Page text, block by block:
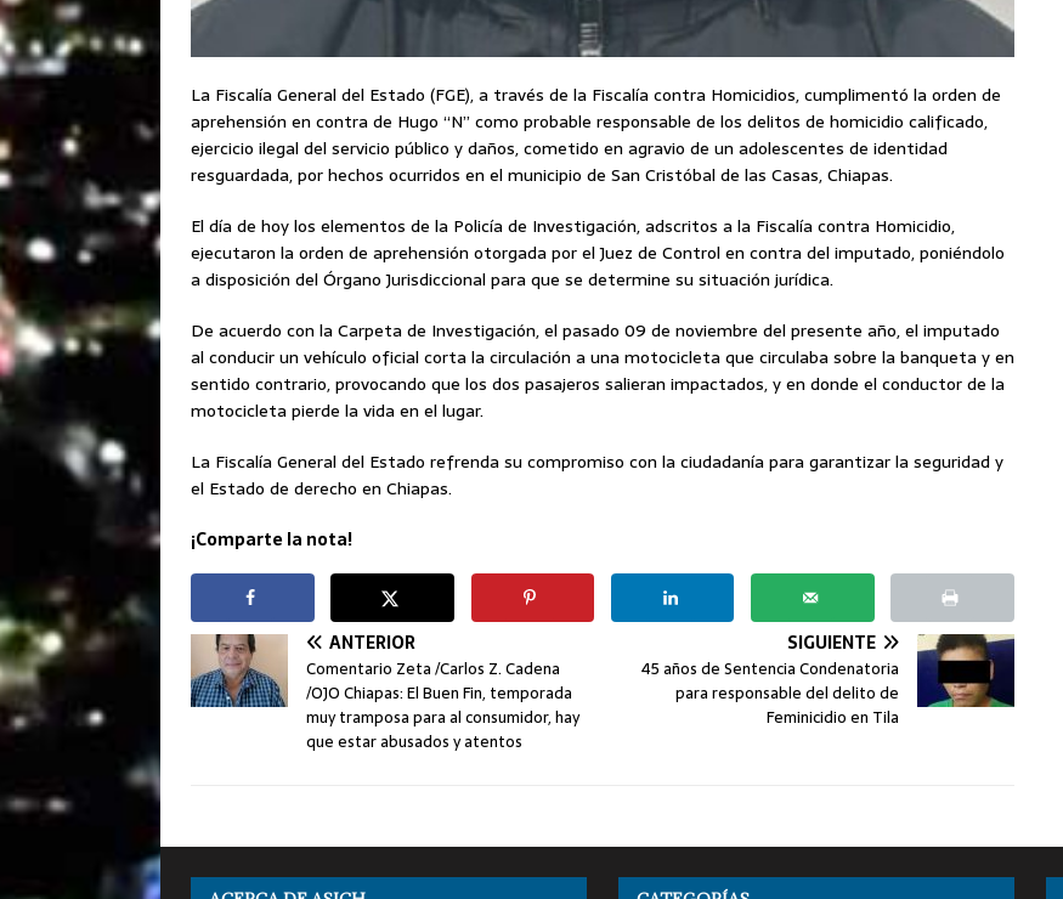
La Fiscalía General del Estado (FGE), a través de la Fiscalía contra Homicidios, cumplimentó la orden de
aprehensión en contra de Hugo “N” como probable responsable de los delitos de homicidio calificado,
ejercicio ilegal del servicio público y daños, cometido en agravio de un adolescentes de identidad
resguardada, por hechos ocurridos en el municipio de San Cristóbal de las Casas, Chiapas.
El día de hoy los elementos de la Policía de Investigación, adscritos a la Fiscalía contra Homicidio,
ejecutaron la orden de aprehensión otorgada por el Juez de Control en contra del imputado, poniéndolo
a disposición del Órgano Jurisdiccional para que se determine su situación jurídica.
De acuerdo con la Carpeta de Investigación, el pasado 09 de noviembre del presente año, el imputado
al conducir un vehículo oficial corta la circulación a una motocicleta que circulaba sobre la banqueta y en
sentido contrario, provocando que los dos pasajeros salieran impactados, y en donde el conductor de la
motocicleta pierde la vida en el lugar.
La Fiscalía General del Estado refrenda su compromiso con la ciudadanía para garantizar la seguridad y
el Estado de derecho en Chiapas.
¡Comparte la nota!
ANTERIOR
Comentario Zeta /Carlos Z. Cadena
/OJO Chiapas: El Buen Fin, temporada
muy tramposa para al consumidor, hay
que estar abusados y atentos
SIGUIENTE
45 años de Sentencia Condenatoria
para responsable del delito de
Feminicidio en Tila